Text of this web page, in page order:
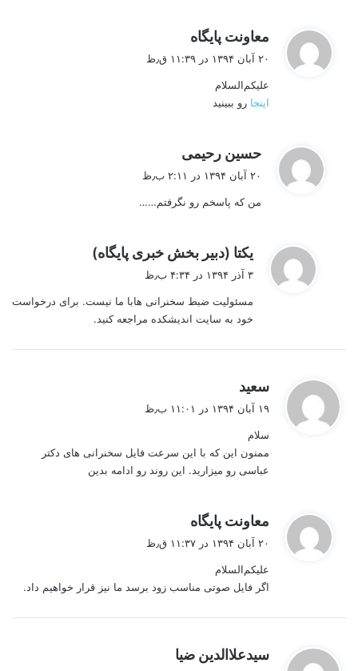
معاونت پایگاه
۲۰ آبان ۱۳۹۴ در ۱۱:۳۹ ق٫ظ
علیکم‌السلام
اینجا رو ببینید
حسین رحیمی
:
۲۰ آبان ۱۳۹۴ در ۲:۱۱ ب٫ظ
من که پاسخم رو نگرفتم……
یکتا (دبیر بخش خبری پایگاه)
:
۳ آذر ۱۳۹۴ در ۴:۳۴ ب٫ظ
مسئولیت ضبط سخنرانی هابا ما نیست. برای درخواست
خود به سایت اندیشکده مراجعه کنید.
سعید
۱۹ آبان ۱۳۹۴ در ۱۱:۰۱ ب٫ظ
سلام
ممنون این که با این سرعت فایل سخنرانی های دکتر
عباسی رو میزارید. این روند رو ادامه بدین
معاونت پایگاه
۲۰ آبان ۱۳۹۴ در ۱۱:۳۷ ق٫ظ
علیکم‌السلام
اگر فایل صوتی مناسب زود برسد ما نیز قرار خواهیم داد.
سیدعلاالدین ضیا